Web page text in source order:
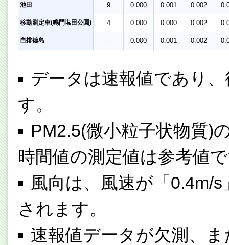
池田 9 0.000 0.001 0.002
移動測定車(鳴門塩田公園) 4 0.000 0.000 0.002
自排徳島 ---- 0.000 0.001 0.002
データは速報値であり
す。
PM2.5(微小粒子状物質)
時間値の測定値は参考値
風向は、風速が「0.4m/
されます。
速報値データが欠測、